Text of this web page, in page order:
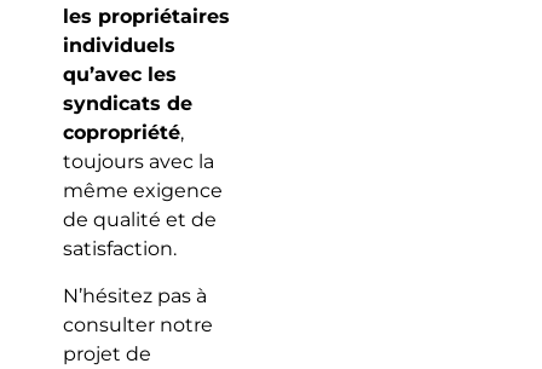
les propriétaires
individuels
qu’avec les
syndicats de
copropriété,
toujours avec la
même exigence
de qualité et de
satisfaction.
N’hésitez pas à
consulter notre
projet de